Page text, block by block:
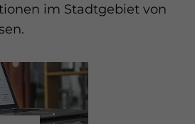
im Stadtgebiet von